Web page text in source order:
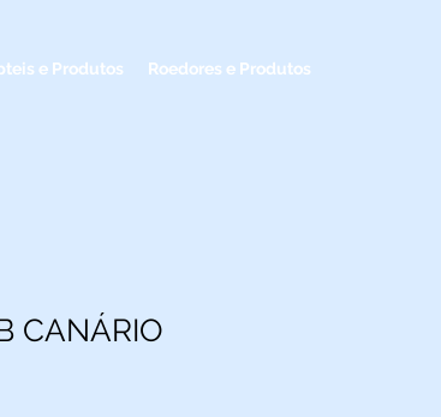
e Produtos Roedores e Produtos
CANÁRIO